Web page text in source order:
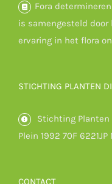
Fora
is samengesteld
ervaring in het flora
STICHTING PLANTEN
Stichting
Plein 1992 70F
CONTACT